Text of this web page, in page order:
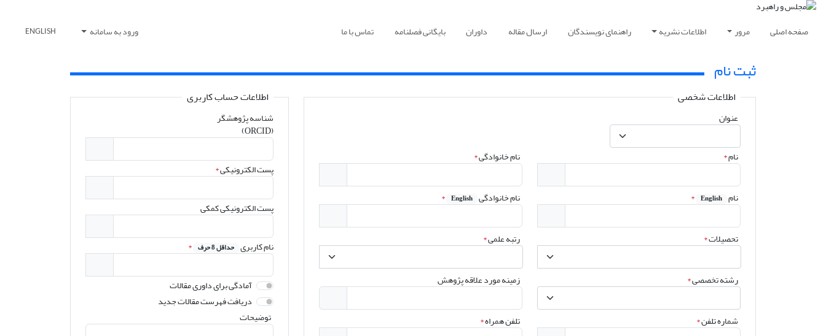
صفحه اصلی مرور اطلاعات نشریه راهنمای نویسندگان ارسال مقاله داوران بایگانی فصلنامه تماس با ما ورود به سامانه ENGLISH
ثبت نام
اطلاعات شخصی
عنوان
نام* نام خانوادگی*
نام English
* نام خانوادگی English
*
تحصیلات* رتبه علمی*
رشته تخصصی* زمینه مورد علاقه پژوهش
شماره تلفن* تلفن همراه*
اطلاعات حساب کاربری
شناسه پژوهشگر
(ORCID)
پست الکترونیکی*
پست الکترونیکی کمکی
نام کاربری حداقل 8 حرف *
آمادگی برای داوری مقالات
دریافت فهرست مقالات جدید
توضیحات